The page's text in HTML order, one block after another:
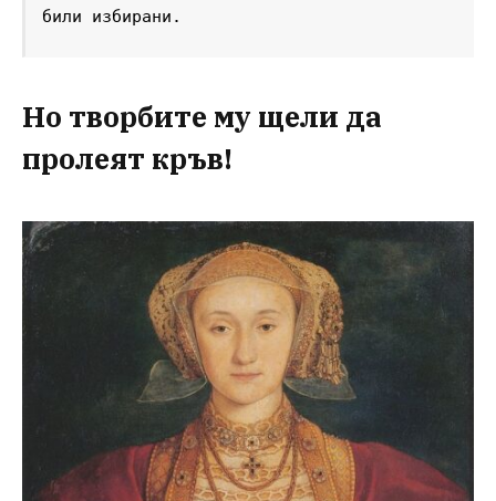
били избирани.
Но творбите му щели да
пролеят кръв!